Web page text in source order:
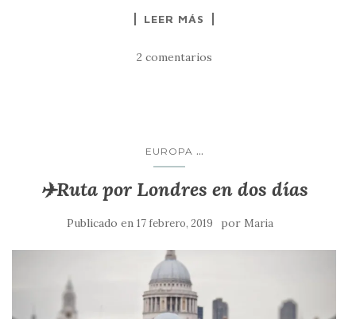
LEER MÁS
2 comentarios
EUROPA ...
✈️Ruta por Londres en dos días
Publicado en 17 febrero, 2019 por Maria